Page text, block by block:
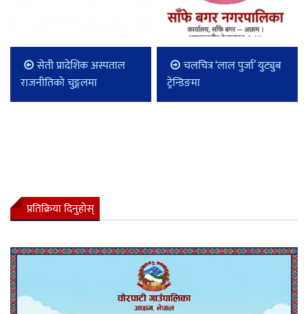
सेती प्रादेशिक अस्पताल
राजनीतिको चुङ्गलमा
चलचित्र ‘लाल पुर्जा’ युट्युब
ट्रेन्डिङमा
प्रतिक्रिया दिनुहोस्